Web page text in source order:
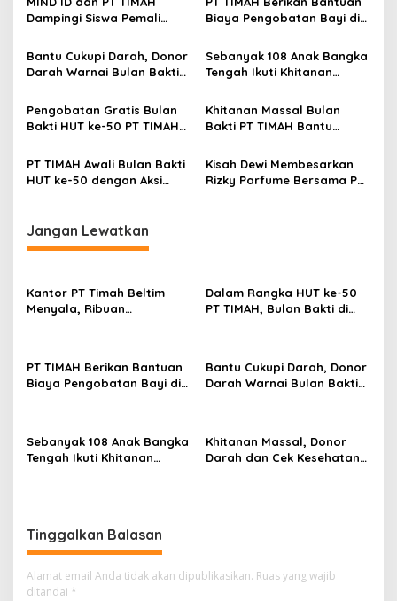
Dampingi Siswa Pemali
Biaya Pengobatan Bayi di
Bantu Cukupi Darah, Donor
Darah Warnai Bulan Bakti
Bangka Tengah
Sebanyak 108 Anak Bangka
Tengah Ikuti Khitanan
50 PT TIMAH
Pengobatan Gratis Bulan
Bakti HUT ke-50 PT TIMAH
Setempat dapat Berobat
Lebih Dekat
Khitanan Massal Bulan
Bakti PT TIMAH Bantu
Khitan Anak
PT TIMAH Awali Bulan Bakti
HUT ke-50 dengan Aksi
Kisah Dewi Membesarkan
Rizky Parfume Bersama PT
Jangan Lewatkan
Kantor PT Timah Beltim
Menyala, Ribuan
Dalam Rangka HUT ke-50
PT TIMAH, Bulan Bakti di
PT TIMAH Berikan Bantuan
Biaya Pengobatan Bayi di
Bantu Cukupi Darah, Donor
Darah Warnai Bulan Bakti
Sebanyak 108 Anak Bangka
Tengah Ikuti Khitanan
Khitanan Massal, Donor
Darah dan Cek Kesehatan
Tinggalkan Balasan
Alamat email Anda tidak akan dipublikasikan. Ruas yang wajib
ditandai *